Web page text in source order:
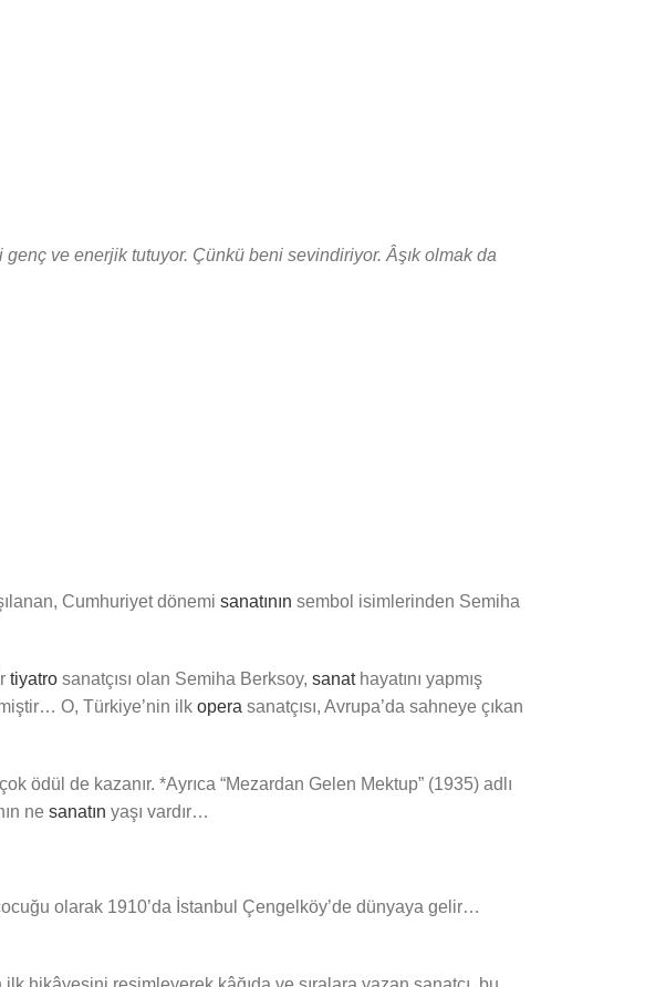
genç ve enerjik tutuyor. Çünkü beni sevindiriyor. Âşık olmak da
Cumhuriyet dönemi sanatının sembol isimlerinden Semiha
tiyatro sanatçısı olan Semiha Berksoy, sanat hayatını yapmış
O, Türkiye’nin ilk opera sanatçısı, Avrupa’da sahneye çıkan
ödül de kazanır. *Ayrıca “Mezardan Gelen Mektup” (1935) adlı
ne sanatın yaşı vardır…
olarak 1910’da İstanbul Çengelköy’de dünyaya gelir…